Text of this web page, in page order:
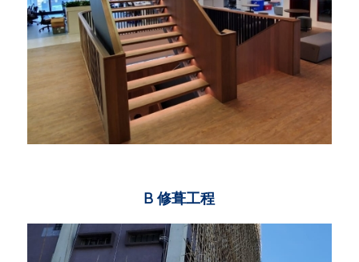
B 修葺工程